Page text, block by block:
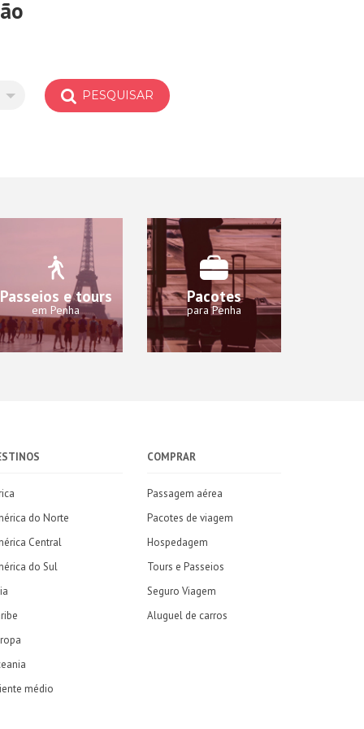
PESQUISAR
Passeios e tours
em Penha
Pacotes
para Penha
do Norte
Central
do Sul
médio
COMPRAR
Passagem aérea
Pacotes de viagem
Hospedagem
Tours e Passeios
Seguro Viagem
Aluguel de carros